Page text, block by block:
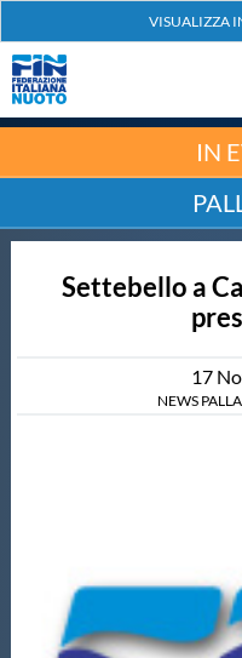
Nuoto
Tuffi
Master
IN
Settebello a
17
NEWS